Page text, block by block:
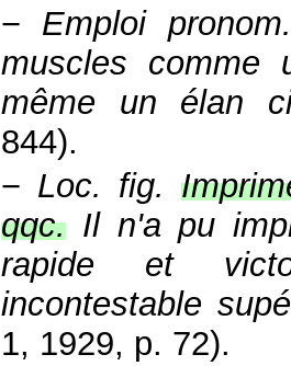
− Emploi
muscles
même un élan
844).
− Loc. fig.
qqc. Il n'a pu
rapide et
incontestable
1, 1929, p. 72).